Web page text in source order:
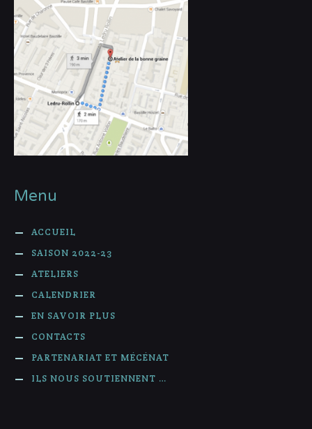
Menu
ACCUEIL
SAISON 2022-23
ATELIERS
CALENDRIER
EN SAVOIR PLUS
CONTACTS
PARTENARIAT ET MÉCÉNAT
ILS NOUS SOUTIENNENT …